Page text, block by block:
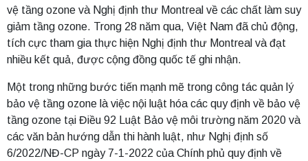
vệ tầng ozone và Nghị định thư Montreal về các chất làm suy
giảm tầng ozone. Trong 28 năm qua, Việt Nam đã chủ động,
tích cực tham gia thực hiện Nghị định thư Montreal và đạt
nhiều kết quả, được cộng đồng quốc tế ghi nhận.
Một trong những bước tiến mạnh mẽ trong công tác quản lý
bảo vệ tầng ozone là việc nội luật hóa các quy định về bảo vệ
tầng ozone tại Điều 92 Luật Bảo vệ môi trường năm 2020 và
các văn bản hướng dẫn thi hành luật, như Nghị định số
6/2022/NĐ-CP ngày 7-1-2022 của Chính phủ quy định về